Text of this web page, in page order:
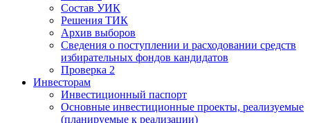
Состав УИК
Решения ТИК
Архив выборов
Сведения о поступлении и расходовании средств
избирательных фондов кандидатов
Проверка 2
Инвесторам
Инвестиционный паспорт
Основные инвестиционные проекты, реализуемые
(планируемые к реализации)